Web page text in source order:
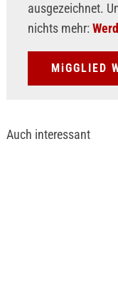
ausgezeichnet.
nichts mehr:
MiGGLIED
Auch interessant